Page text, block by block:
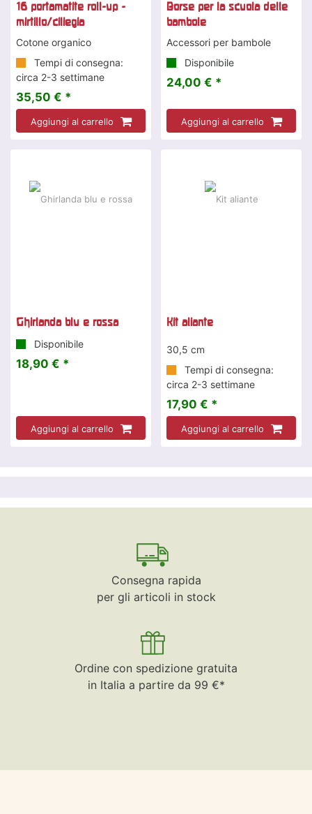
16 portamatite roll-up -
mirtillo/ciliegia
Cotone organico
Tempi di consegna:
circa 2-3 settimane
35,50 € *
Aggiungi al carrello
Borse per la scuola delle
bambole
Accessori per bambole
Disponibile
24,00 € *
Aggiungi al carrello
Ghirlanda blu e rossa
Disponibile
18,90 € *
Aggiungi al carrello
Kit aliante
30,5 cm
Tempi di consegna:
circa 2-3 settimane
17,90 € *
Aggiungi al carrello
Consegna rapida
per gli articoli in stock
Ordine con spedizione gratuita
in Italia a partire da 99 €*